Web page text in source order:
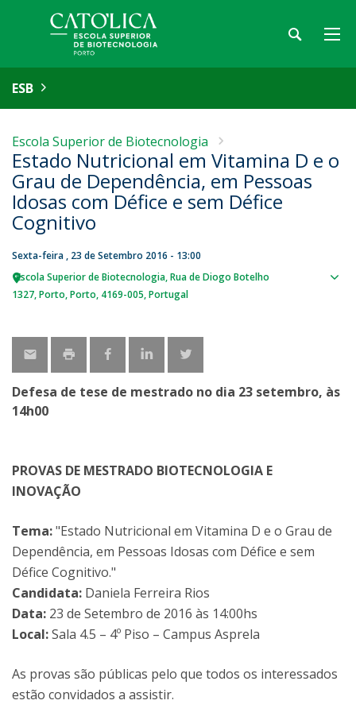
ESB
Escola Superior de Biotecnologia
Estado Nutricional em Vitamina D e o
Grau de Dependência, em Pessoas
Idosas com Défice e sem Défice
Cognitivo
Sexta-feira , 23 de Setembro 2016 - 13:00
Escola Superior de Biotecnologia Rua de Diogo Botelho
1327 Porto Porto 4169-005 Portugal
Defesa de tese de mestrado no dia 23 setembro, às
14h00
PROVAS DE MESTRADO BIOTECNOLOGIA E
INOVAÇÃO
Tema:"Estado Nutricional em Vitamina D e o Grau de
Dependência, em Pessoas Idosas com Défice e sem
Défice Cognitivo."
Candidata: Daniela Ferreira Rios
Data: 23 de Setembro de 2016 às 14:00hs
Local:Sala 4.5 – 4º Piso – Campus Asprela
As provas são públicas pelo que todos os interessados
estão convidados a assistir.